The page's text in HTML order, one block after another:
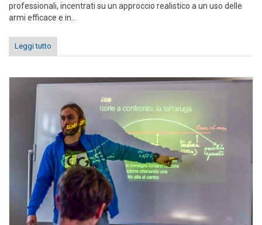
professionali, incentrati su un approccio realistico a un uso delle
armi efficace e in...
Leggi tutto